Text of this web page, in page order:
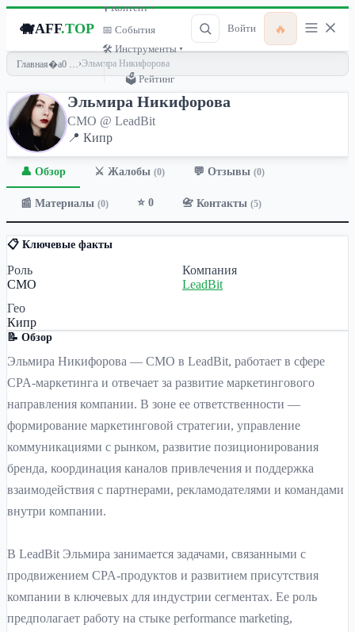
🐗AFF.TOP
🎙 Контент ▾
📅 События
🛠 Инструменты ▾
🗳 Рейтинг
Войти 🔥
Главная ›Эльмира Никифорова
Эльмира Никифорова
CMO @ LeadBit
📍 Кипр
👤 Обзор ⚔️ Жалобы (0) 💬 Отзывы (0)
📰 Материалы (0) ⭐ 0 📇 Контакты (5)
📋 Ключевые факты
Роль
CMO
Компания
LeadBit
Гео
Кипр
📝 Обзор
Эльмира Никифорова — CMO в LeadBit, работает в сфере
CPA-маркетинга и отвечает за развитие маркетингового
направления компании. В зоне ее ответственности —
формирование маркетинговой стратегии, управление
коммуникациями с рынком, развитие позиционирования
бренда, координация каналов привлечения и поддержка
взаимодействия с партнерами, рекламодателями и командами
внутри компании.
В LeadBit Эльмира занимается задачами, связанными с
продвижением CPA-продуктов и развитием присутствия
компании в ключевых для индустрии сегментах. Ее роль
предполагает работу на стыке performance marketing,